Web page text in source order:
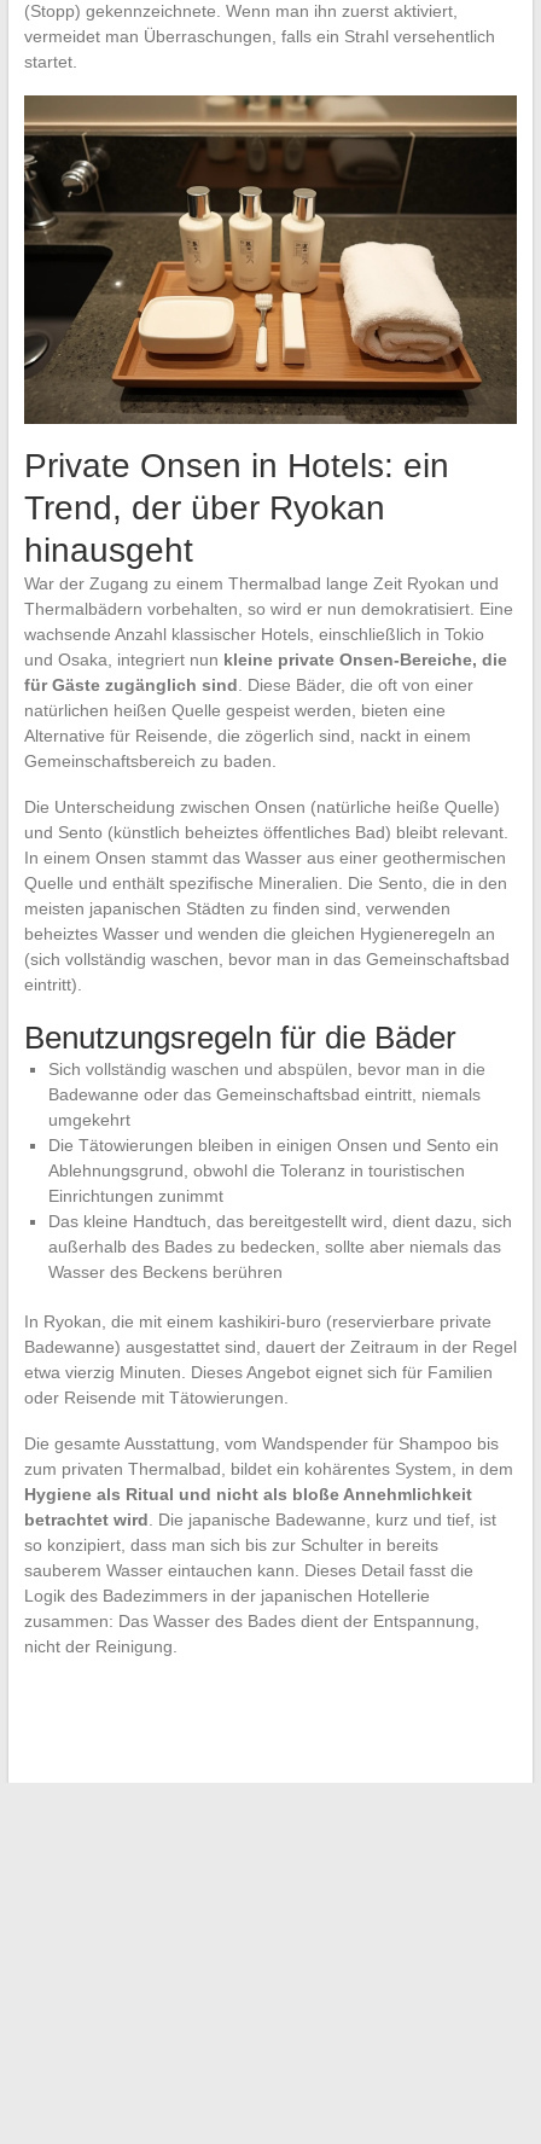
(Stopp) gekennzeichnete. Wenn man ihn zuerst aktiviert,
vermeidet man Überraschungen, falls ein Strahl versehentlich
startet.
Private Onsen in Hotels: ein
Trend, der über Ryokan
hinausgeht
War der Zugang zu einem Thermalbad lange Zeit Ryokan und
Thermalbädern vorbehalten, so wird er nun demokratisiert. Eine
wachsende Anzahl klassischer Hotels, einschließlich in Tokio
und Osaka, integriert nun kleine private Onsen-Bereiche, die
für Gäste zugänglich sind. Diese Bäder, die oft von einer
natürlichen heißen Quelle gespeist werden, bieten eine
Alternative für Reisende, die zögerlich sind, nackt in einem
Gemeinschaftsbereich zu baden.
Die Unterscheidung zwischen Onsen (natürliche heiße Quelle)
und Sento (künstlich beheiztes öffentliches Bad) bleibt relevant.
In einem Onsen stammt das Wasser aus einer geothermischen
Quelle und enthält spezifische Mineralien. Die Sento, die in den
meisten japanischen Städten zu finden sind, verwenden
beheiztes Wasser und wenden die gleichen Hygieneregeln an
(sich vollständig waschen, bevor man in das Gemeinschaftsbad
eintritt).
Benutzungsregeln für die Bäder
Sich vollständig waschen und abspülen, bevor man in die
Badewanne oder das Gemeinschaftsbad eintritt, niemals
umgekehrt
Die Tätowierungen bleiben in einigen Onsen und Sento ein
Ablehnungsgrund, obwohl die Toleranz in touristischen
Einrichtungen zunimmt
Das kleine Handtuch, das bereitgestellt wird, dient dazu, sich
außerhalb des Bades zu bedecken, sollte aber niemals das
Wasser des Beckens berühren
In Ryokan, die mit einem kashikiri-buro (reservierbare private
Badewanne) ausgestattet sind, dauert der Zeitraum in der Regel
etwa vierzig Minuten. Dieses Angebot eignet sich für Familien
oder Reisende mit Tätowierungen.
Die gesamte Ausstattung, vom Wandspender für Shampoo bis
zum privaten Thermalbad, bildet ein kohärentes System, in dem
Hygiene als Ritual und nicht als bloße Annehmlichkeit
betrachtet wird. Die japanische Badewanne, kurz und tief, ist
so konzipiert, dass man sich bis zur Schulter in bereits
sauberem Wasser eintauchen kann. Dieses Detail fasst die
Logik des Badezimmers in der japanischen Hotellerie
zusammen: Das Wasser des Bades dient der Entspannung,
nicht der Reinigung.